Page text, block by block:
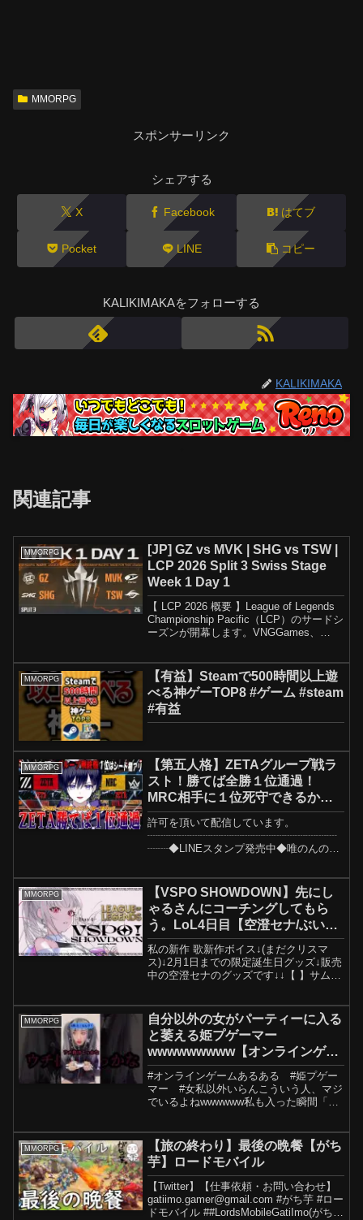
MMORPG
スポンサーリンク
シェアする
X Facebook はてブ
Pocket LINE コピー
KALIKIMAKAをフォローする
KALIKIMAKA
関連記事
MMORPG
[JP] GZ vs MVK | SHG vs TSW |
LCP 2026 Split 3 Swiss Stage
Week 1 Day 1
【 LCP 2026 概要 】League of Legends
Championship Pacific（LCP）のサードシ
ーズンが開幕します。VNGGames、
MMORPG
【有益】Steamで500時間以上遊
べる神ゲーTOP8 #ゲーム #steam
#有益
MMORPG
【第五人格】ZETAグループ戦ラ
スト！勝てば全勝１位通過！
MRC相手に１位死守できるか全
力応援会【唯/公認ミラー】
許可を頂いて配信しています。
┈┈┈┈┈┈┈┈┈┈┈┈┈┈┈┈┈┈
┈┈◆LINEスタンプ発売中◆唯のんの日
┈┈◆メンバーシップ◆特典について・
生放送のアーカイブ見放題・オリジ...
MMORPG
【VSPO SHOWDOWN】先にし
ゃるさんにコーチングしてもら
う。LoL4日目【空澄セナ/ぶいす
ぽっ！】
私の新作 歌新作ボイス↓(まだクリスマ
ス)↓2月1日までの限定誕生日グッズ↓販売
中の空澄セナのグッズです↓↓【 】サムネ
い…！ ・話題に出てない活動者さんの
名前を出すの...
MMORPG
自分以外の女がパーティーに入る
と萎える姫プゲーマー
wwwwwwwww【オンラインゲー
ムあるある】#shorts
#オンラインゲームあるある #姫プゲー
マー #女私以外いらんこういう人、マジ
でいるよねwwwwww私も入った瞬間「女
った()■最新ネタ動画はTikTokで見れるよ
◎■そ...
MMORPG
【旅の終わり】最後の晩餐【がち
芋】ロードモバイル
【Twitter】【仕事依頼・お問い合わせ】
gatiimo.gamer@gmail.com #がち芋 #ロー
ドモバイル ##LordsMobileGatiImo(がち